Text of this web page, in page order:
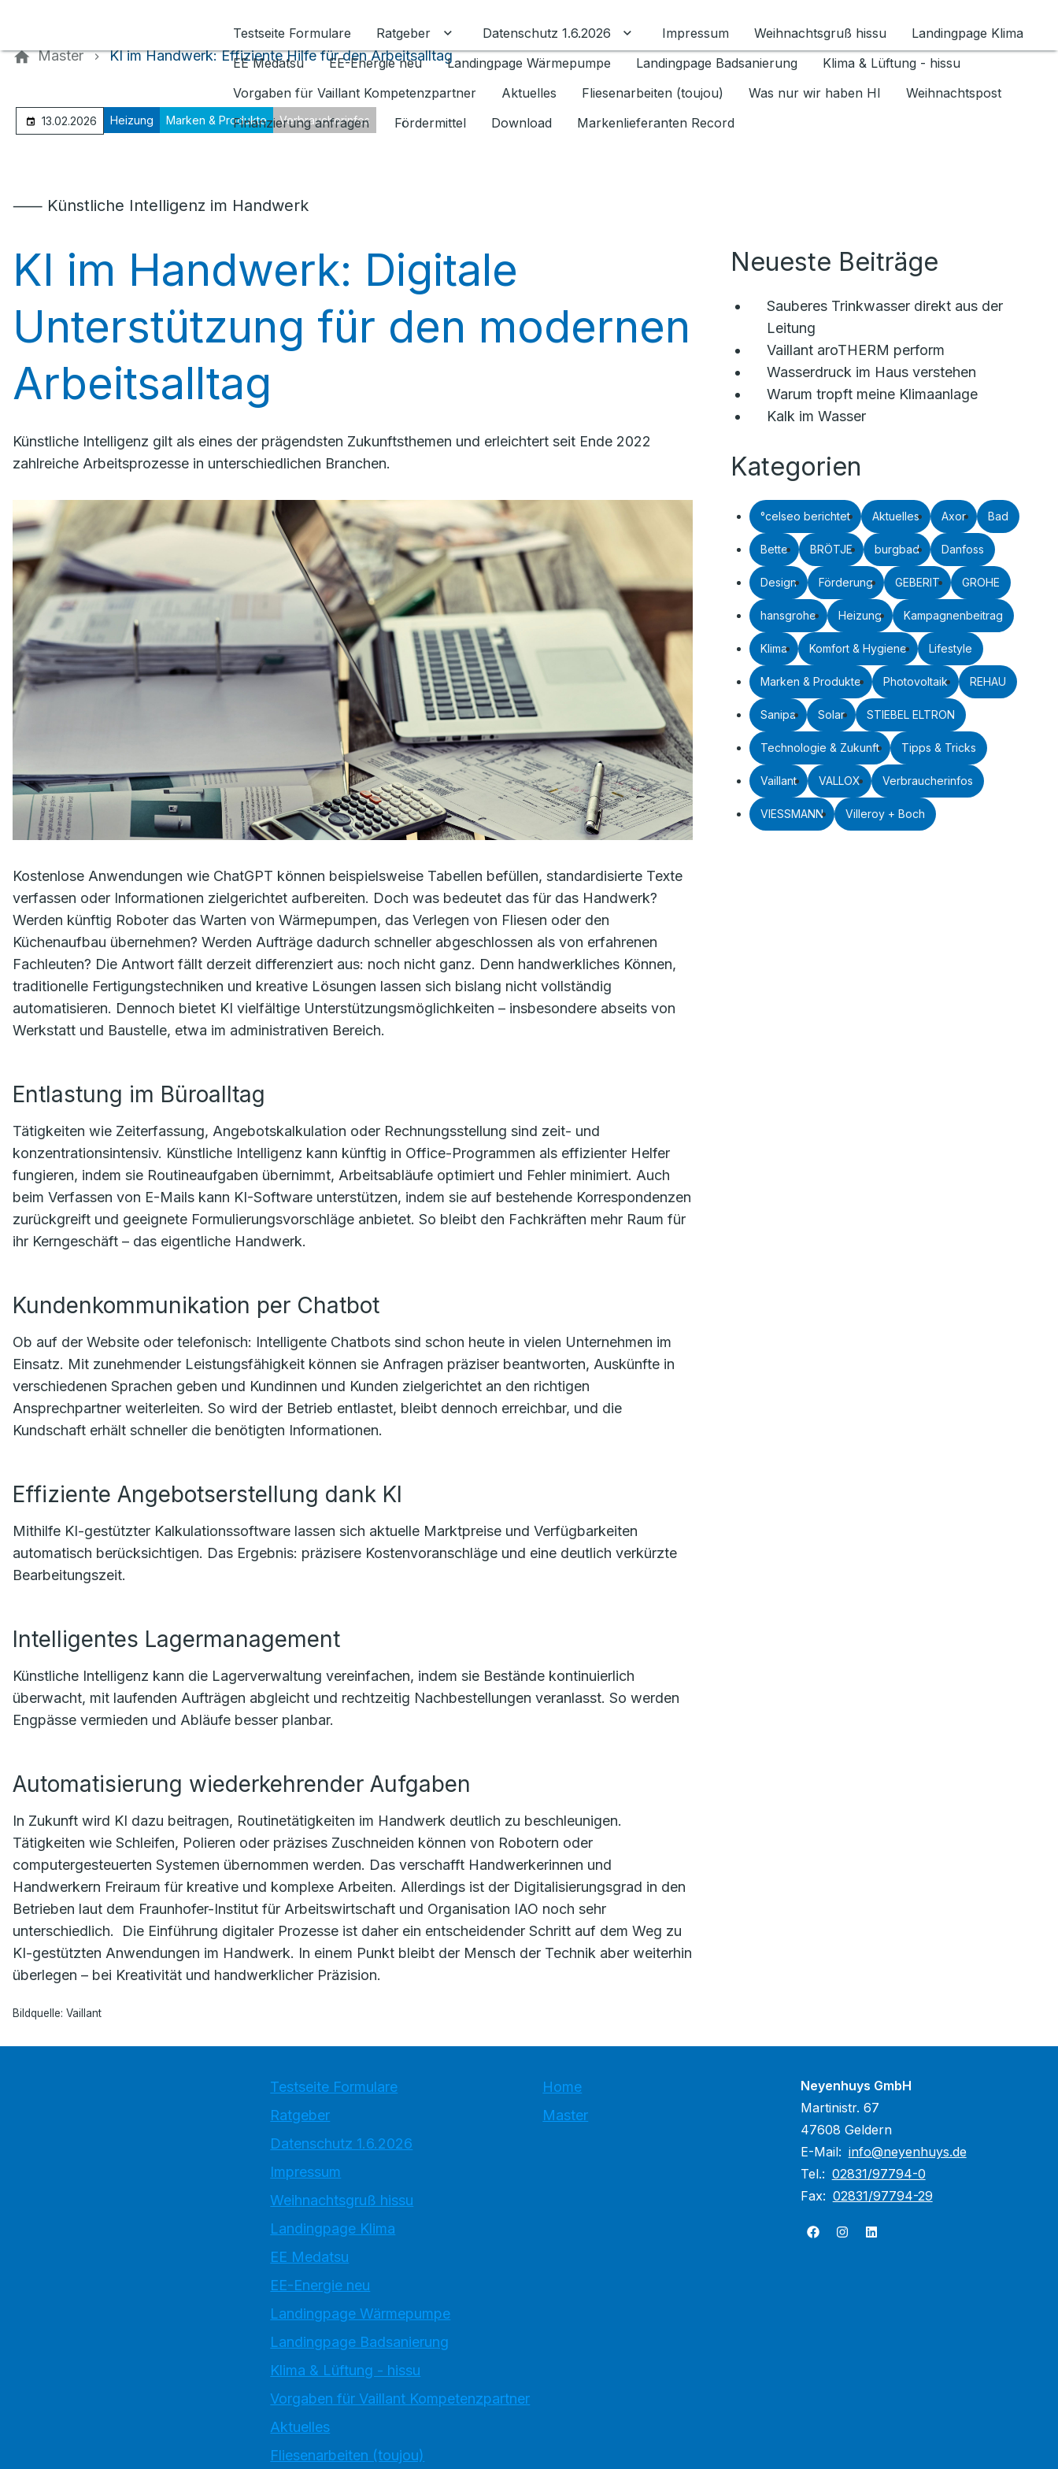
Testseite Formulare
Ratgeber Untermenü für Ratgeber umschalten
Datenschutz 1.6.2026 Untermenü für Datenschutz 1.6.2026 umschalten
Impressum Weihnachtsgruß hissu
Landingpage Klima
EE Medatsu
EE-Energie neu Landingpage Wärmepumpe Landingpage Badsanierung
Klima & Lüftung - hissu
Vorgaben für Vaillant Kompetenzpartner
Aktuelles Fliesenarbeiten (toujou) Was nur wir haben HI
Weihnachtspost
Finanzierung anfragen
Fördermittel Download Markenlieferanten Record
Master KI im Handwerk: Effiziente Hilfe für den Arbeitsalltag
13.02.2026 Heizung Marken & Produkte Verbraucherinfos
⸺ Künstliche Intelligenz im Handwerk
KI im Handwerk: Digitale
Unterstützung für den modernen
Arbeitsalltag
Künstliche Intelligenz gilt als eines der prägendsten Zukunftsthemen und erleichtert seit Ende 2022
zahlreiche Arbeitsprozesse in unterschiedlichen Branchen.
Kostenlose Anwendungen wie ChatGPT können beispielsweise Tabellen befüllen, standardisierte Texte
verfassen oder Informationen zielgerichtet aufbereiten. Doch was bedeutet das für das Handwerk?
Werden künftig Roboter das Warten von Wärmepumpen, das Verlegen von Fliesen oder den
Küchenaufbau übernehmen? Werden Aufträge dadurch schneller abgeschlossen als von erfahrenen
Fachleuten? Die Antwort fällt derzeit differenziert aus: noch nicht ganz. Denn handwerkliches Können,
traditionelle Fertigungstechniken und kreative Lösungen lassen sich bislang nicht vollständig
automatisieren. Dennoch bietet KI vielfältige Unterstützungsmöglichkeiten – insbesondere abseits von
Werkstatt und Baustelle, etwa im administrativen Bereich.
Entlastung im Büroalltag
Tätigkeiten wie Zeiterfassung, Angebotskalkulation oder Rechnungsstellung sind zeit- und
konzentrationsintensiv. Künstliche Intelligenz kann künftig in Office-Programmen als effizienter Helfer
fungieren, indem sie Routineaufgaben übernimmt, Arbeitsabläufe optimiert und Fehler minimiert. Auch
beim Verfassen von E-Mails kann KI-Software unterstützen, indem sie auf bestehende Korrespondenzen
zurückgreift und geeignete Formulierungsvorschläge anbietet. So bleibt den Fachkräften mehr Raum für
ihr Kerngeschäft – das eigentliche Handwerk.
Kundenkommunikation per Chatbot
Ob auf der Website oder telefonisch: Intelligente Chatbots sind schon heute in vielen Unternehmen im
Einsatz. Mit zunehmender Leistungsfähigkeit können sie Anfragen präziser beantworten, Auskünfte in
verschiedenen Sprachen geben und Kundinnen und Kunden zielgerichtet an den richtigen
Ansprechpartner weiterleiten. So wird der Betrieb entlastet, bleibt dennoch erreichbar, und die
Kundschaft erhält schneller die benötigten Informationen.
Effiziente Angebotserstellung dank KI
Mithilfe KI-gestützter Kalkulationssoftware lassen sich aktuelle Marktpreise und Verfügbarkeiten
automatisch berücksichtigen. Das Ergebnis: präzisere Kostenvoranschläge und eine deutlich verkürzte
Bearbeitungszeit.
Intelligentes Lagermanagement
Künstliche Intelligenz kann die Lagerverwaltung vereinfachen, indem sie Bestände kontinuierlich
überwacht, mit laufenden Aufträgen abgleicht und rechtzeitig Nachbestellungen veranlasst. So werden
Engpässe vermieden und Abläufe besser planbar.
Automatisierung wiederkehrender Aufgaben
In Zukunft wird KI dazu beitragen, Routinetätigkeiten im Handwerk deutlich zu beschleunigen.
Tätigkeiten wie Schleifen, Polieren oder präzises Zuschneiden können von Robotern oder
computergesteuerten Systemen übernommen werden. Das verschafft Handwerkerinnen und
Handwerkern Freiraum für kreative und komplexe Arbeiten. Allerdings ist der Digitalisierungsgrad in den
Betrieben laut dem Fraunhofer-Institut für Arbeitswirtschaft und Organisation IAO noch sehr
unterschiedlich. Die Einführung digitaler Prozesse ist daher ein entscheidender Schritt auf dem Weg zu
KI-gestützten Anwendungen im Handwerk. In einem Punkt bleibt der Mensch der Technik aber weiterhin
überlegen – bei Kreativität und handwerklicher Präzision.
Bildquelle: Vaillant
Neueste Beiträge
Sauberes Trinkwasser direkt aus der
Leitung
Vaillant aroTHERM perform
Wasserdruck im Haus verstehen
Warum tropft meine Klimaanlage
Kalk im Wasser
Kategorien
°celseo berichtet Aktuelles Axor Bad
Bette BRÖTJE burgbad Danfoss
Design Förderung GEBERIT GROHE
hansgrohe Heizung Kampagnenbeitrag
Klima Komfort & Hygiene Lifestyle
Marken & Produkte Photovoltaik REHAU
Sanipa Solar STIEBEL ELTRON
Technologie & Zukunft Tipps & Tricks
Vaillant VALLOX Verbraucherinfos
VIESSMANN Villeroy + Boch
Testseite Formulare
Ratgeber
Datenschutz 1.6.2026
Impressum
Weihnachtsgruß hissu
Landingpage Klima
EE Medatsu
EE-Energie neu
Landingpage Wärmepumpe
Landingpage Badsanierung
Klima & Lüftung - hissu
Vorgaben für Vaillant Kompetenzpartner
Aktuelles
Fliesenarbeiten (toujou)
Home
Master
Neyenhuys GmbH
Martinistr. 67
47608 Geldern
E-Mail: info@neyenhuys.de
Tel.: 02831/97794-0
Fax: 02831/97794-29